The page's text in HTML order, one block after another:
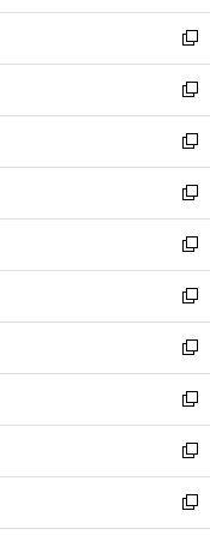
開
く
ウ
で
開
く
ン
ド
ウ
で
開
く
ウ
ィ
ン
ド
ウ
で
開
く
新
し
い
ウ
ィ
ン
ド
ウ
で
開
く
新
し
い
ウ
ィ
ン
ド
ウ
で
開
く
新
し
い
ウ
ィ
ン
ド
ウ
で
開
く
新
し
い
ウ
ィ
ン
ド
ウ
で
開
く
新
し
い
ウ
ィ
ン
ド
ウ
で
開
く
新
し
い
ウ
ィ
ン
ド
ウ
で
開
新
し
い
ウ
ィ
ン
ド
ウ
新
し
い
ウ
ィ
ン
新
し
い
新